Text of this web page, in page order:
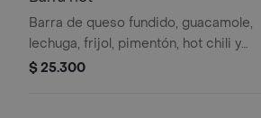
Barra de queso fundido, guacamole,
lechuga, frijol, pimentón, hot chili y
proteína a elección.
$ 25.300